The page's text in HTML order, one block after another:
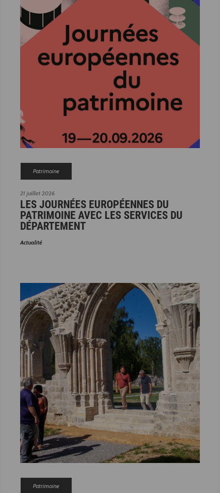
21 juillet 2026
Patrimoine
LES JOURNÉES EUROPÉENNES DU
PATRIMOINE AVEC LES SERVICES DU
DÉPARTEMENT
Actualité
Patrimoine